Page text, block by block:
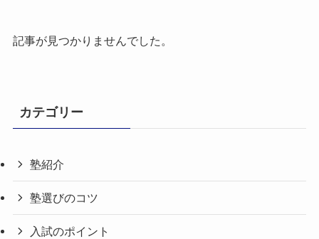
記事が見つかりませんでした。
カテゴリー
塾紹介
塾選びのコツ
入試のポイント